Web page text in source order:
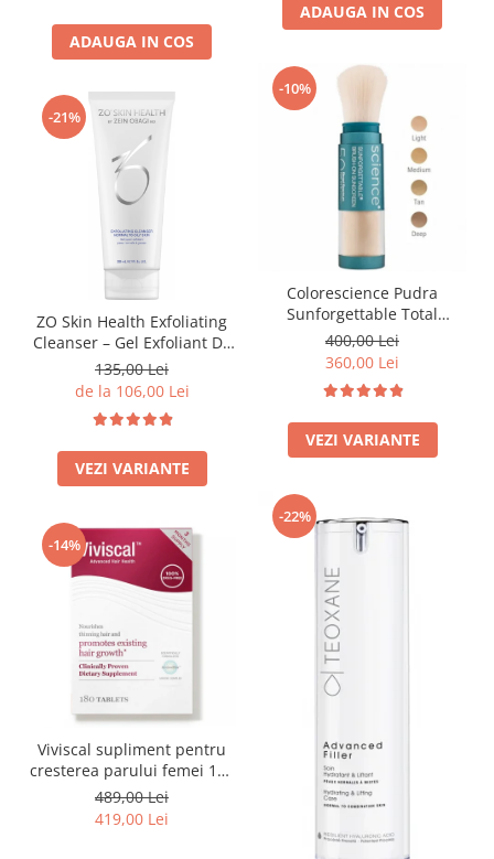
SKINBETTER
CLINICCARE
VISCODERM
SKIN TECH
DERMIA SOLUTION
DSD de LUXE
Colagen & Frumusete
Echilibru & Somn
Energie & Performanta
Imunitate & Vitalitate
Longevitate & Regenerare
STRATPHARMA
ACNEE - ROZACEE
ANTI-AGING
CURATARE - EXFOLIERE
HIDRATARE
ILUMINARE
INGRIJIREA OCHILOR
INGRIJIREA PIELII CORPULUI
SETURI / KITURI
ADAUGA IN COS
ADAUGA IN COS
-10%
Colorescience Pudra
Sunforgettable Total
Protection Brush-On Shield
SPF50 6g
400,00 Lei
360,00 Lei
VEZI VARIANTE
-21%
ZO Skin Health Exfoliating
Cleanser – Gel Exfoliant De
Curățare (Ten Normal/Gras)
60/200ml
135,00 Lei
de la 106,00 Lei
VEZI VARIANTE
-22%
-14%
Viviscal supliment pentru
cresterea parului femei 180
tablete
489,00 Lei
419,00 Lei